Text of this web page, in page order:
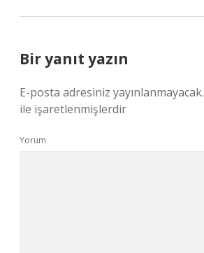
Bir yanıt yazın
E-posta adresiniz yayınlanmayacak.
ile işaretlenmişlerdir
Yorum